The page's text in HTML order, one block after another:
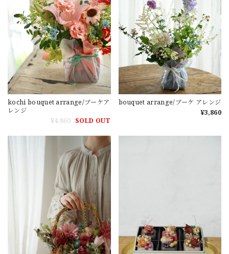
kochi bouquet arrange/ブーケア
レンジ
¥4,860 SOLD OUT
bouquet arrange/ブーケ アレンジ
¥3,860